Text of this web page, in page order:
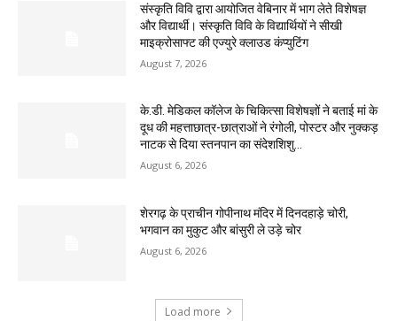
संस्कृति विवि द्वारा आयोजित वेबिनार में भाग लेते विशेषज्ञ
और विद्यार्थी। संस्कृति विवि के विद्यार्थियों ने सीखी
माइक्रोसाफ्ट की एज्युरे क्लाउड कंप्युटिंग
August 7, 2026
के.डी. मेडिकल कॉलेज के चिकित्सा विशेषज्ञों ने बताई मां के
दूध की महत्ताछात्र-छात्राओं ने रंगोली, पोस्टर और नुक्कड़
नाटक से दिया स्तनपान का संदेशशिशु...
August 6, 2026
शेरगढ़ के प्राचीन गोपीनाथ मंदिर में दिनदहाड़े चोरी,
भगवान का मुकुट और बांसुरी ले उड़े चोर
August 6, 2026
Load more